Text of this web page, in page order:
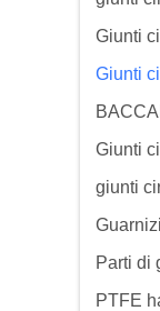
Giunti
Giunti
Giunti
giunti
Parti di
PTFE